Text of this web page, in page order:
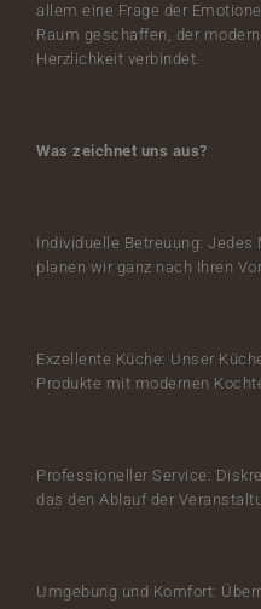
allem eine Frage der
Raum geschaffen, der
Herzlichkeit verbindet.
Was zeichnet uns aus?
Individuelle Betreuung:
planen wir ganz nach Ihren
Exzellente Küche: Unser
Produkte mit modernen
Professioneller Service:
das den Ablauf der
Umgebung und Komfort: